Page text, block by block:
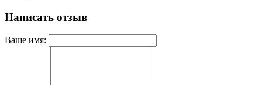
Написать отзыв
Ваше имя: